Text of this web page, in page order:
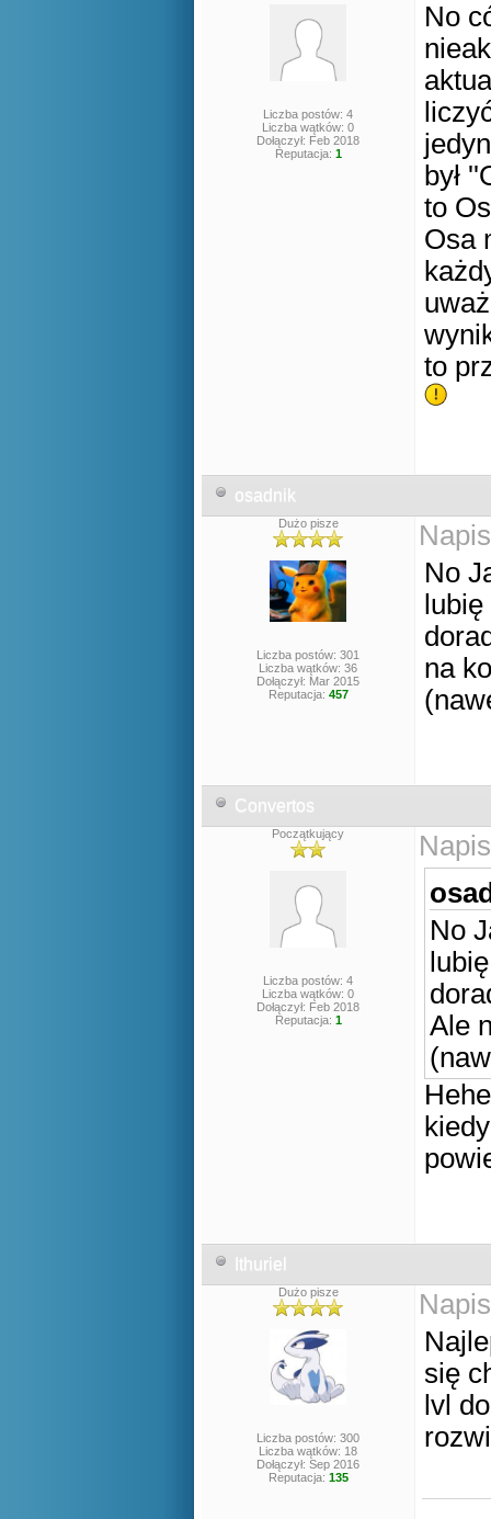
Liczba postów: 4
Liczba wątków: 0
Dołączył: Feb 2018
Reputacja: 1
No
był
to
Osa
to
osadnik
Dużo pisze
Liczba postów: 301
Liczba wątków: 36
Dołączył: Mar 2015
Reputacja: 457
No
na
Convertos
Początkujący
Liczba postów: 4
Liczba wątków: 0
Dołączył: Feb 2018
Reputacja: 1
No
Ale
Ithuriel
Dużo pisze
Liczba postów: 300
Liczba wątków: 18
Dołączył: Sep 2016
Reputacja: 135
się
lvl